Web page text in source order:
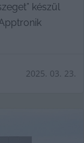
készül
2025. 03. 23.